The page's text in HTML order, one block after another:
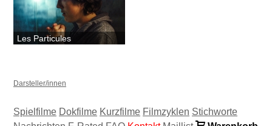
Les Particules
Darsteller/innen
Spielfilme Dokfilme Kurzfilme Filmzyklen Stichworte